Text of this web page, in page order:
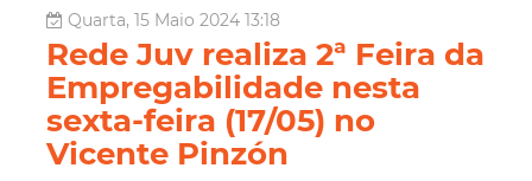
Quarta, 15 Maio 2024 13:18
Rede Juv realiza 2ª Feira da
Empregabilidade nesta
sexta-feira (17/05) no
Vicente Pinzón